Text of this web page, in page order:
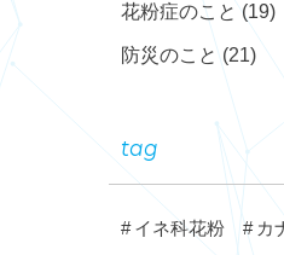
花粉症のこと(19)
防災のこと(21)
tag
イネ科花粉
カ